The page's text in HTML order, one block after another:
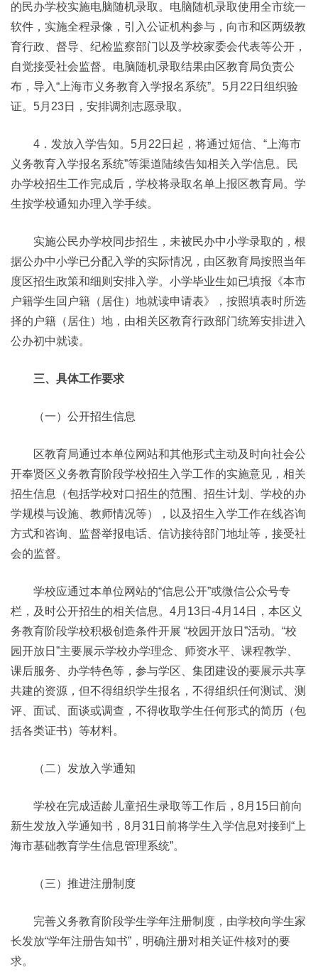
的民办学校实施电脑随机录取。电脑随机录取使用全市统一
软件，实施全程录像，引入公证机构参与，向市和区两级教
育行政、督导、纪检监察部门以及学校家委会代表等公开，
自觉接受社会监督。电脑随机录取结果由区教育局负责公
布，导入“上海市义务教育入学报名系统”。5月22日组织验
证。5月23日，安排调剂志愿录取。
4．发放入学告知。5月22日起，将通过短信、“上海市
义务教育入学报名系统”等渠道陆续告知相关入学信息。民
办学校招生工作完成后，学校将录取名单上报区教育局。学
生按学校通知办理入学手续。
实施公民办学校同步招生，未被民办中小学录取的，根
据公办中小学已分配入学的实际情况，由区教育局按照当年
度区招生政策和细则安排入学。小学毕业生如已填报《本市
户籍学生回户籍（居住）地就读申请表》，按照填表时所选
择的户籍（居住）地，由相关区教育行政部门统筹安排进入
公办初中就读。
三、具体工作要求
（一）公开招生信息
区教育局通过本单位网站和其他形式主动及时向社会公
开奉贤区义务教育阶段学校招生入学工作的实施意见，相关
招生信息（包括学校对口招生的范围、招生计划、学校的办
学规模与设施、教师情况等），以及招生入学工作在线咨询
方式和咨询、监督举报电话、信访接待部门地址等，接受社
会的监督。
学校应通过本单位网站的“信息公开”或微信公众号专
栏，及时公开招生的相关信息。4月13日-4月14日，本区义
务教育阶段学校积极创造条件开展 “校园开放日”活动。“校
园开放日”主要展示学校办学理念、师资水平、课程教学、
课后服务、办学特色等，参与学区、集团建设的要展示共享
共建的资源，但不得组织学生报名，不得组织任何测试、测
评、面试、面谈或调查，不得收取学生任何形式的简历（包
括各类证书）等材料。
（二）发放入学通知
学校在完成适龄儿童招生录取等工作后，8月15日前向
新生发放入学通知书，8月31日前将学生入学信息对接到“上
海市基础教育学生信息管理系统”。
（三）推进注册制度
完善义务教育阶段学生学年注册制度，由学校向学生家
长发放“学年注册告知书”，明确注册对相关证件核对的要
求。